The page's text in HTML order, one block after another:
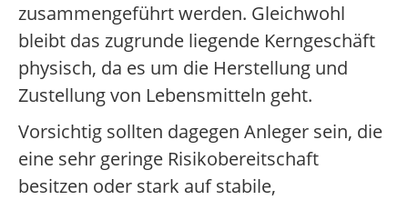
zusammengeführt werden. Gleichwohl
bleibt das zugrunde liegende Kerngeschäft
physisch, da es um die Herstellung und
Zustellung von Lebensmitteln geht.
Vorsichtig sollten dagegen Anleger sein, die
eine sehr geringe Risikobereitschaft
besitzen oder stark auf stabile,